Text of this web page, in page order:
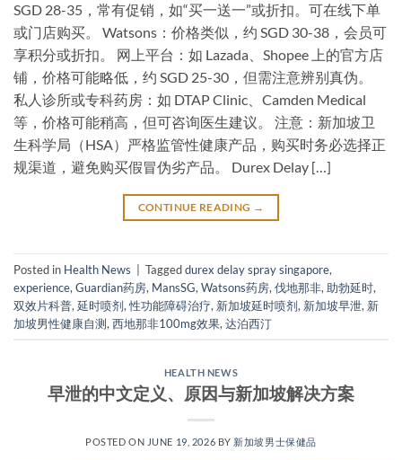
SGD 28-35，常有促销，如“买一送一”或折扣。可在线下单
或门店购买。 Watsons：价格类似，约 SGD 30-38，会员可
享积分或折扣。 网上平台：如 Lazada、Shopee 上的官方店
铺，价格可能略低，约 SGD 25-30，但需注意辨别真伪。
私人诊所或专科药房：如 DTAP Clinic、Camden Medical
等，价格可能稍高，但可咨询医生建议。 注意：新加坡卫
生科学局（HSA）严格监管性健康产品，购买时务必选择正
规渠道，避免购买假冒伪劣产品。 Durex Delay […]
CONTINUE READING →
Posted in Health News Taggeddurex delay spray singapore,
experience, Guardian药房, MansSG, Watsons药房, 伐地那非, 助勃延时,
双效片科普, 延时喷剂,性功能障碍治疗, 新加坡延时喷剂, 新加坡早泄, 新
加坡男性健康自测, 西地那非100mg效果, 达泊西汀
HEALTH NEWS
早泄的中文定义、原因与新加坡解决方案
POSTED ON JUNE 19, 2026 BY 新加坡男士保健品